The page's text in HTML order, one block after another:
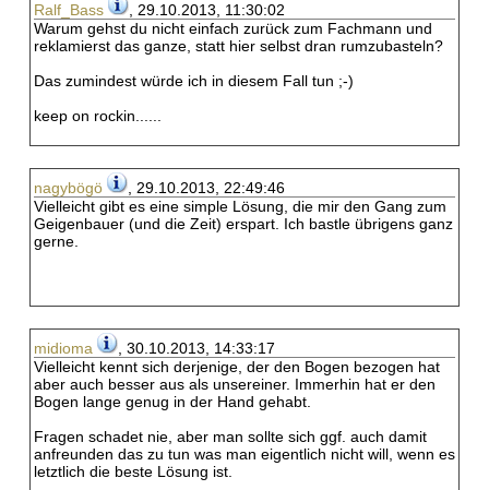
Ralf_Bass
, 29.10.2013, 11:30:02
Warum gehst du nicht einfach zurück zum Fachmann und
reklamierst das ganze, statt hier selbst dran rumzubasteln?
Das zumindest würde ich in diesem Fall tun ;-)
keep on rockin......
nagybögö
, 29.10.2013, 22:49:46
Vielleicht gibt es eine simple Lösung, die mir den Gang zum
Geigenbauer (und die Zeit) erspart. Ich bastle übrigens ganz
gerne.
midioma
, 30.10.2013, 14:33:17
Vielleicht kennt sich derjenige, der den Bogen bezogen hat
aber auch besser aus als unsereiner. Immerhin hat er den
Bogen lange genug in der Hand gehabt.
Fragen schadet nie, aber man sollte sich ggf. auch damit
anfreunden das zu tun was man eigentlich nicht will, wenn es
letztlich die beste Lösung ist.